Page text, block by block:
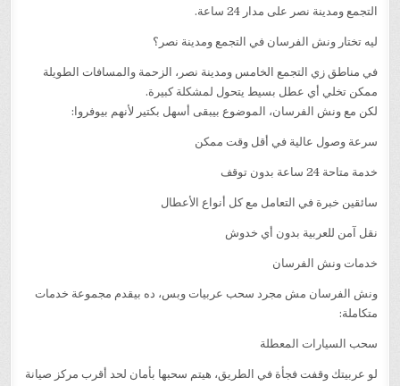
التجمع ومدينة نصر على مدار 24 ساعة.
ليه تختار ونش الفرسان في التجمع ومدينة نصر؟
في مناطق زي التجمع الخامس ومدينة نصر، الزحمة والمسافات الطويلة
ممكن تخلي أي عطل بسيط يتحول لمشكلة كبيرة.
لكن مع ونش الفرسان، الموضوع بيبقى أسهل بكتير لأنهم بيوفروا:
سرعة وصول عالية في أقل وقت ممكن
خدمة متاحة 24 ساعة بدون توقف
سائقين خبرة في التعامل مع كل أنواع الأعطال
نقل آمن للعربية بدون أي خدوش
خدمات ونش الفرسان
ونش الفرسان مش مجرد سحب عربيات وبس، ده بيقدم مجموعة خدمات
متكاملة:
سحب السيارات المعطلة
لو عربيتك وقفت فجأة في الطريق، هيتم سحبها بأمان لحد أقرب مركز صيانة